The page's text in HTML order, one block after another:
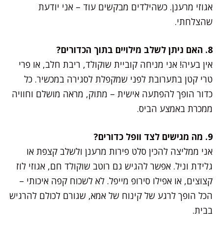
אגוזי מרענן. כשהילדים מבקשים עוד – אני יודעת
שהצלחתי.
8. האם ניתן לשלב מילויים בתוך הכדורים?
אין בעיה! אני מניחה קוביית שוקולד, ריבת חלב, או פרי
טרי קטן בתערובת לפני שמקפלת לסגירה במכשיר. כל
כדור הופך להפתעה אישית – מתוק, מראה מושלם וחוויה
ממכרת באמצע הביס.
9. מה מגישים לצד וופל כדורים?
אני ממליצה להכין סלט פירות מרענן ולשלב קצפת או
גלידת וניל. אפשר להגיש גם רוטב שוקולד חם, אגוזי לוז
קצוצים, או אפילו סירופ מייפל. לא לשכוח קפה איכותי –
הכל הופך לרגע של קינוח של אמא, שגורם לכולם להרגיש
בבית.